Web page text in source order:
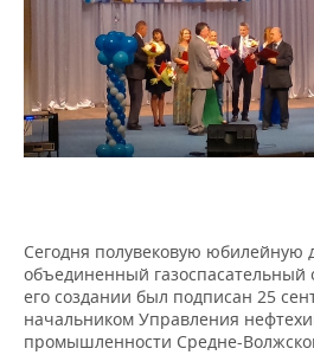
ТОРГОВЫЕ ЦЕНТРЫ
ТАТАРСТАНА
ИНВЕСТИЦИИ
МАШИНОСТРОЕНИЕ
НЕФТЕХИМИЯ
НЕФТЬ
НОВОСТИ БИЗНЕСА
РОЗНИЧНАЯ ТОРГОВЛЯ
ТРАНСПОРТ
ТЕХНОЛОГИИ
НОВОСТИ ТЕХНОЛОГИЙ
IT
ТЕЛЕКОММУНИКАЦИИ
МЕРОПРИЯТИЯ
НОВОСТИ МЕРОПРИЯТИЙ
БИЗНЕС-БРАНЧИ
ONLINE-КОНФЕРЕНЦИИ
СПОРТ
ФУТБОЛ
ХОККЕЙ
НОВОСТИ ОБЩЕСТВА
ВЛАСТЬ
ФОТОГАЛЕРЕЯ
СЮЖЕТЫ
Сегодня полувековую юбилейную
объединенный газоспасательный
его создании был подписан 25
начальником Управления
промышленности Средне-